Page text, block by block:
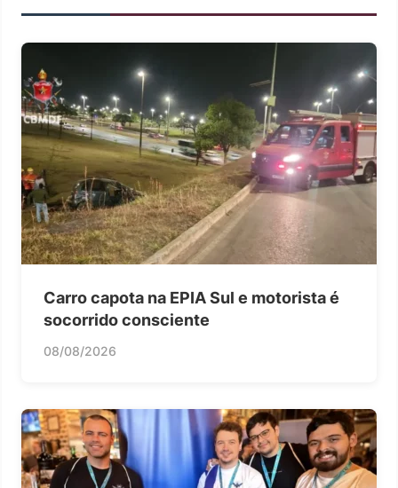
Carro capota na EPIA Sul e motorista é
socorrido consciente
08/08/2026